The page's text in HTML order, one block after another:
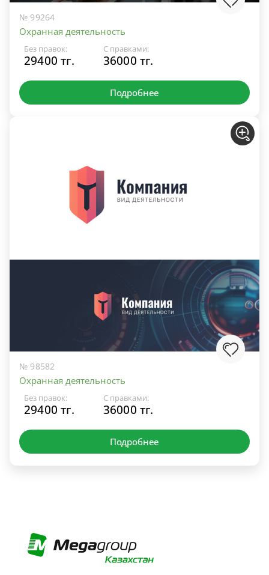
№ 99264
Охранная деятельность
Без правок:
29400 тг.
С правками:
36000 тг.
Подробнее
№ 98582
Охранная деятельность
Без правок:
29400 тг.
С правками:
36000 тг.
Подробнее